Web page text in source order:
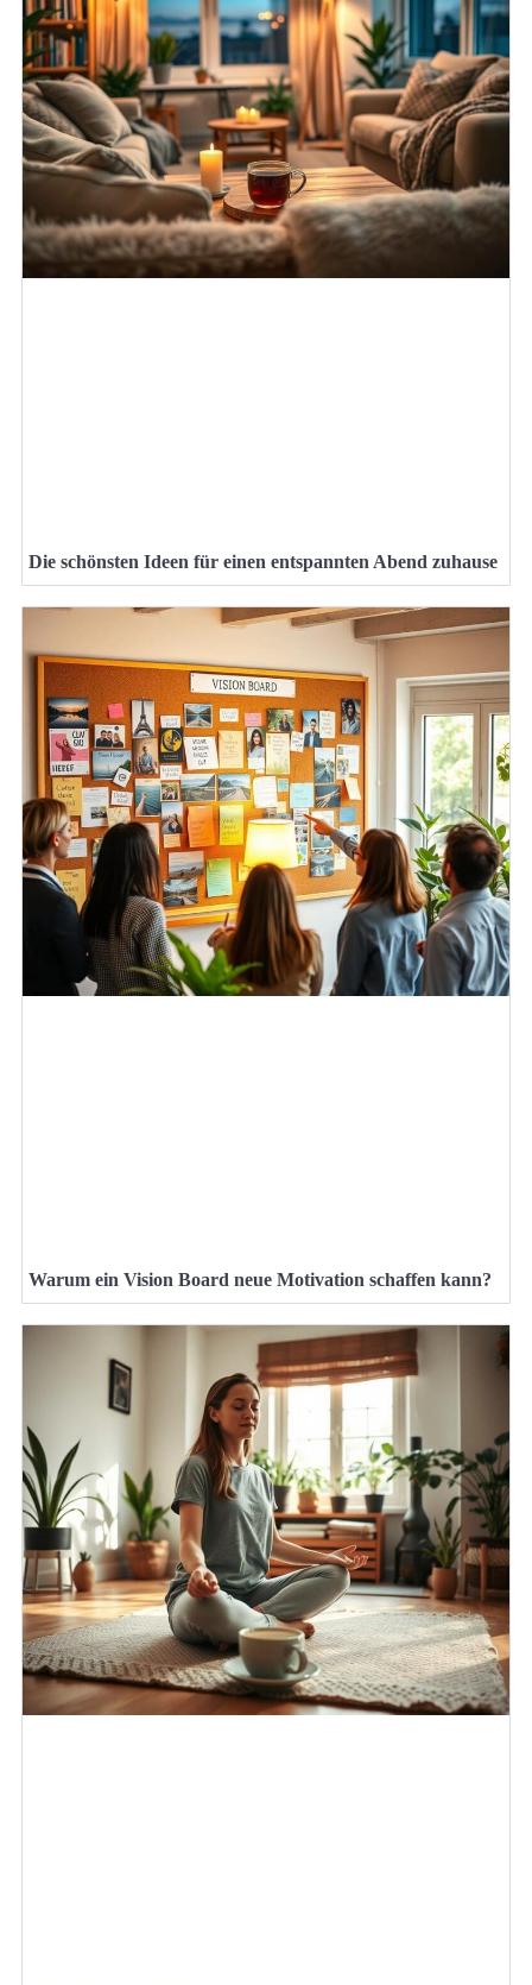
Die schönsten Ideen für einen entspannten Abend zuhause
Warum ein Vision Board neue Motivation schaffen kann?